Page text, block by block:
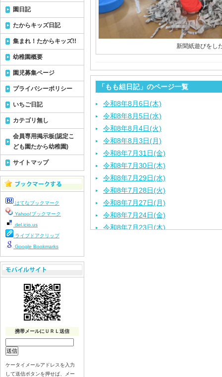
新聞紙遊びをし
「もも組日記」のページ一覧
令和8年8月6日(木)
令和8年8月5日(水)
令和8年8月4日(火)
令和8年8月3日(月)
令和8年7月31日(金)
令和8年7月30日(木)
令和8年7月29日(水)
令和8年7月28日(火)
令和8年7月27日(月)
令和8年7月24日(金)
令和8年7月23日(木)
園日記
たからキッズ日記
集まれ！たからキッズ!!
幼稚園概要
園児募集ページ
プライバシーポリシー
いちご日記
カテゴリ無し
会員専用掲示板(認定こ
ども園たから幼稚園)
サイトマップ
はてなブックマーク
Yahoo!ブックマーク
del.icio.us
ライブドアクリップ
Google Bookmarks
携帯メールにＵＲＬ送信
ケータイメールアドレスを入力
して送信ボタンを押せば、メー